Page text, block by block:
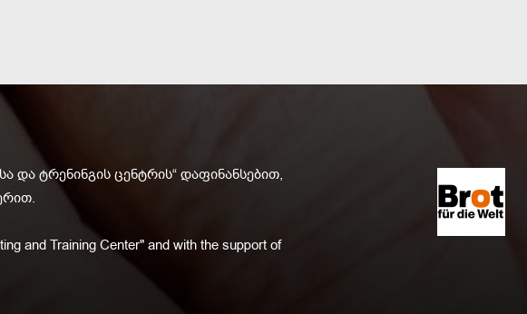
და ტრენინგის ცენტრის“ დაფინანსებით,
and Training Center" and with the support of